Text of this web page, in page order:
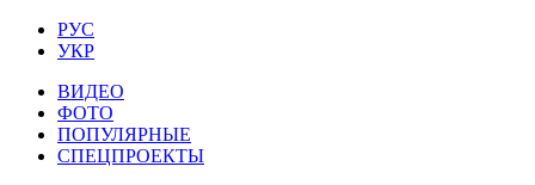
РУС
УКР
ВИДЕО
ФОТО
ПОПУЛЯРНЫЕ
СПЕЦПРОЕКТЫ